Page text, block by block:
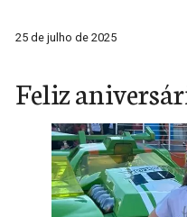
25 de julho de 2025
Feliz